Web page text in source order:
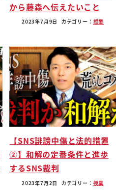
から藤森へ伝えたいこと
2023年7月9日 カテゴリー： 授業
【SNS誹謗中傷と法的措置
②】和解の定番条件と進歩
するSNS裁判
2023年7月2日 カテゴリー： 授業